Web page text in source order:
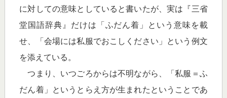
に対しての意味としていると書いたが、実は『三省
堂国語辞典』だけは「ふだん着」という意味を載
せ、「会場には私服でおこしください」という例文
を添えている。
つまり、いつごろからは不明ながら、「私服＝ふ
だん着」というとらえ方が生まれたということであ